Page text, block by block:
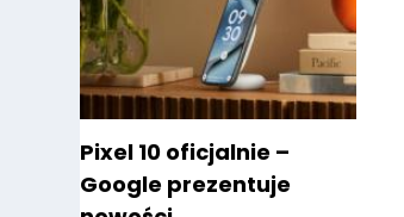
Pixel 10 oficjalnie –
Google prezentuje